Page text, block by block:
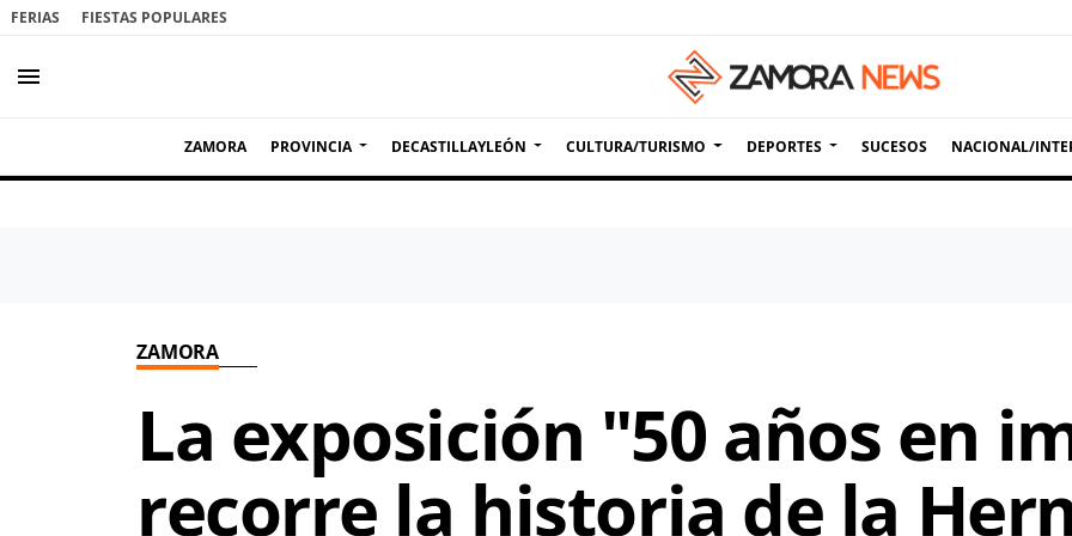
FERIAS FIESTAS POPULARES
menu
ZAMORA PROVINCIA DECASTILLAYLEÓN CULTURA/TURISMO DEPORTES SUCESOS NACIONAL/
ZAMORA
La exposición "50 años en
recorre la historia de la